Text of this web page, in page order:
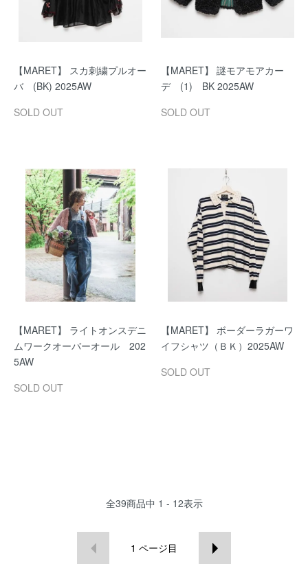
【MARET】 スカ刺繍プルオー
バ (BK) 2025AW
SOLD OUT
【MARET】 謎モアモアカー
デ (1) BK 2025AW
SOLD OUT
【MARET】 ライトオンスデニ
ムワークオーバーオール 202
5AW
SOLD OUT
【MARET】 ボーダーラガーワ
イフシャツ（ＢＫ）2025AW
SOLD OUT
全39商品中 1 - 12表示
1 ページ目